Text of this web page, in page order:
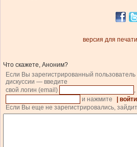
версия для
Что скажете, Аноним?
Если Вы зарегистрированный пользователь
дискуссии — введите
свой логин (email)
и нажмите
| войти |
Если Вы еще не зарегистрировались,